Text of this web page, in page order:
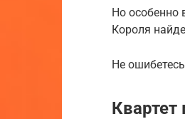
Но особенно
Короля
Не